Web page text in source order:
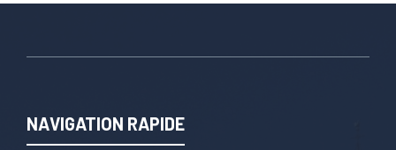
NAVIGATION RAPIDE